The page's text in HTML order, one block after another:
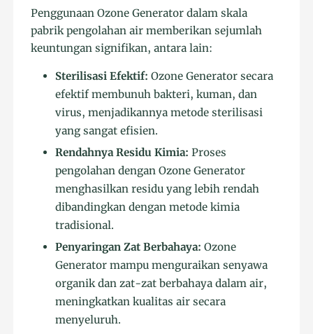
Penggunaan Ozone Generator dalam skala
pabrik pengolahan air memberikan sejumlah
keuntungan signifikan, antara lain:
Sterilisasi Efektif: Ozone Generator secara
efektif membunuh bakteri, kuman, dan
virus, menjadikannya metode sterilisasi
yang sangat efisien.
Rendahnya Residu Kimia: Proses
pengolahan dengan Ozone Generator
menghasilkan residu yang lebih rendah
dibandingkan dengan metode kimia
tradisional.
Penyaringan Zat Berbahaya: Ozone
Generator mampu menguraikan senyawa
organik dan zat-zat berbahaya dalam air,
meningkatkan kualitas air secara
menyeluruh.